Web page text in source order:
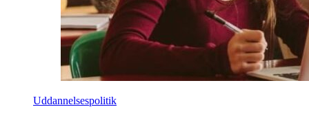
Uddannelsespolitik